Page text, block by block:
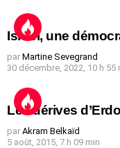
Israël, une
par Martine Sevegrand
30 décembre, 2022, 10 h 55
Les dérives
par Akram Belkaïd
5 août, 2015, 7 h 09 min